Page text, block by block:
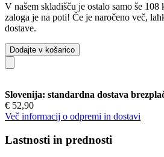
V našem skladišču je ostalo samo še
zaloga je na poti! Če je naročeno več,
dostave.
Dodajte v košarico
Slovenija: standardna dostava
€ 52,90
Več informacij o odpremi in dostavi
Lastnosti in prednosti